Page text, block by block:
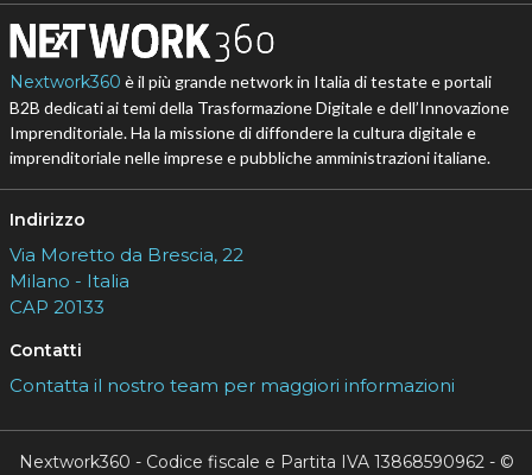
Nextwork360 è il più grande network in Italia di testate e portali
B2B dedicati ai temi della Trasformazione Digitale e dell’Innovazione
Imprenditoriale. Ha la missione di diffondere la cultura digitale e
imprenditoriale nelle imprese e pubbliche amministrazioni italiane.
Indirizzo
Via Moretto da Brescia, 22
Milano - Italia
CAP 20133
Contatti
Contatta il nostro team per maggiori informazioni
Nextwork360 - Codice fiscale e Partita IVA 13868590962 - ©